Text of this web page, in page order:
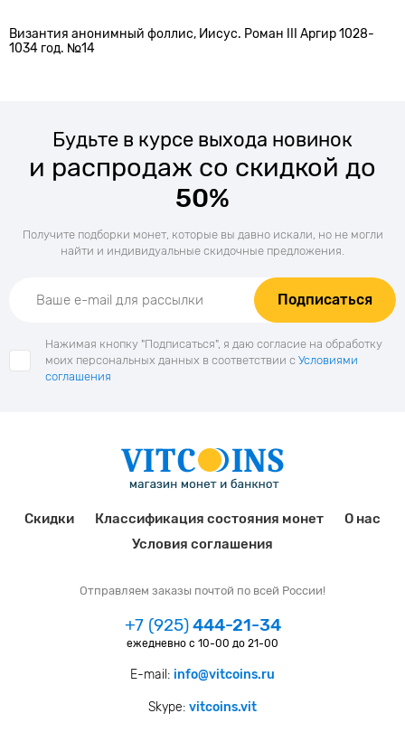
Византия анонимный фоллис, Иисус. Роман III Аргир 1028-
1034 год. №14
Будьте в курсе выхода новинок
и распродаж со скидкой до
50%
Получите подборки монет, которые вы давно искали, но не могли
найти и индивидуальные скидочные предложения.
Подписаться
Нажимая кнопку "Подписаться", я даю согласие на обработку
моих персональных данных в соответствии с Условиями
соглашения
Скидки Классификация состояния монет
О нас
Условия соглашения
Отправляем заказы почтой по всей России!
+7 (925)444-21-34
ежедневно с 10-00 до 21-00
E-mail: info@vitcoins.ru
Skype: vitcoins.vit